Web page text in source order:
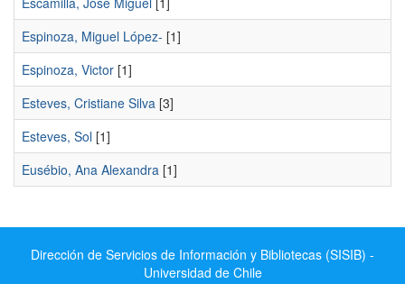
Espinoza, Miguel López- [1]
Espinoza, Victor [1]
Esteves, Cristiane Silva [3]
Esteves, Sol [1]
Eusébio, Ana Alexandra [1]
Dirección de Servicios de Información y Bibliotecas (SISIB) -
Universidad de Chile